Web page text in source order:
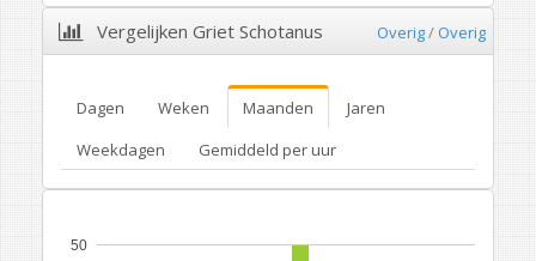
Vergelijken Griet Schotanus Overig/Overig
Dagen Weken Maanden
Jaren
Weekdagen
Gemiddeld per uur
50